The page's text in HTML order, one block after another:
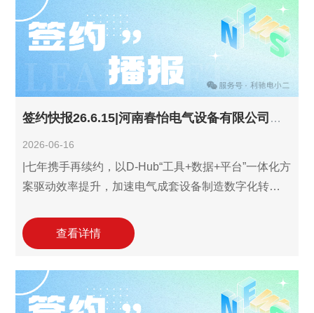
签约快报26.6.15|河南春怡电气设备有限公司续约利驰D-Hub报价,技术赋能提质增效!
2026-06-16
|七年携手再续约，以D-Hub“工具+数据+平台”一体化方
案驱动效率提升，加速电气成套设备制造数字化转
称"河南春怡电气")续约利驰软件的D-Hub报价解决方
案。自2019年首次引入以来，已连续三次续约(2020、
数字化伙伴关系迈入新阶段。
查看详情